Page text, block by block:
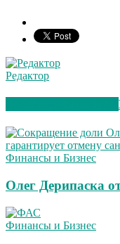
Редактор
Финансы и Бизнес
Олег Дерипаска
Финансы и Бизнес